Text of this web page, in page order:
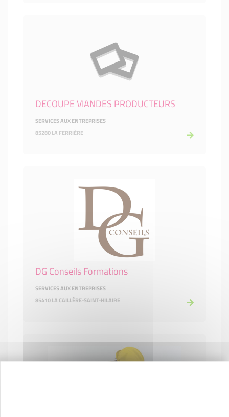
DECOUPE VIANDES PRODUCTEURS
SERVICES AUX ENTREPRISES
85280 LA FERRIÈRE
DG Conseils Formations
SERVICES AUX ENTREPRISES
85410 LA CAILLÈRE-SAINT-HILAIRE